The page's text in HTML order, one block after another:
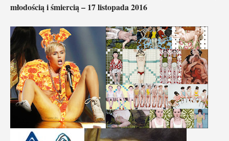
młodością i śmiercią – 17 listopada 2016